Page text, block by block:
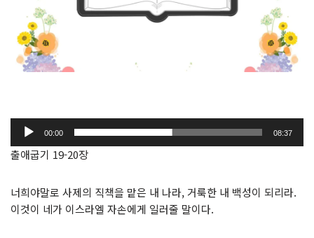
오
레
이
00:00 08:37
출애굽기 19-20장
너희야말로 사제의 직책을 맡은 내 나라, 거룩한 내 백성이 되리라.
이것이 네가 이스라엘 자손에게 일러줄 말이다.